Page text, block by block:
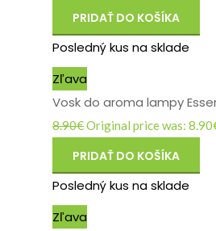
PRIDAŤ DO KOŠÍKA
Posledný kus na sklade
Zľava
Vosk do aroma lampy
8.90€Original price was:
PRIDAŤ DO KOŠÍKA
Posledný kus na sklade
Zľava